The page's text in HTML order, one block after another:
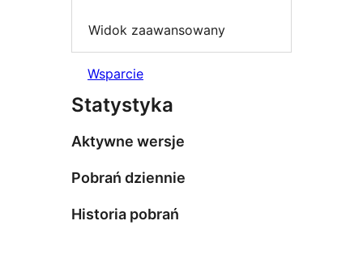
Widok zaawansowany
Wsparcie
Statystyka
Aktywne wersje
Pobrań dziennie
Historia pobrań